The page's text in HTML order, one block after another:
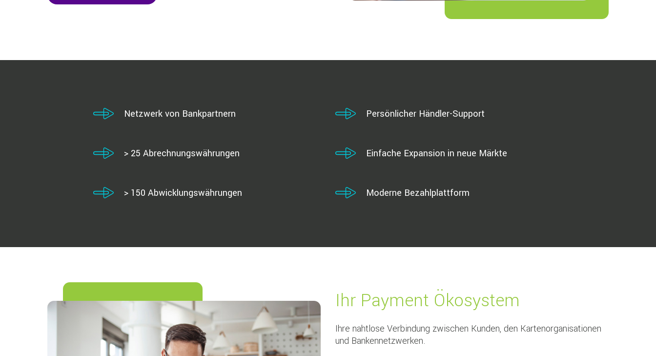
Netzwerk von Bankpartnern Persönlicher Händler-Support
> 25 Abrechnungswährungen Einfache Expansion in neue Märkte
> 150 Abwicklungswährungen Moderne Bezahlplattform
Ihr Payment Ökosystem
Ihre nahtlose Verbindung zwischen Kunden, den Kartenorganisationen
und Bankennetzwerken.